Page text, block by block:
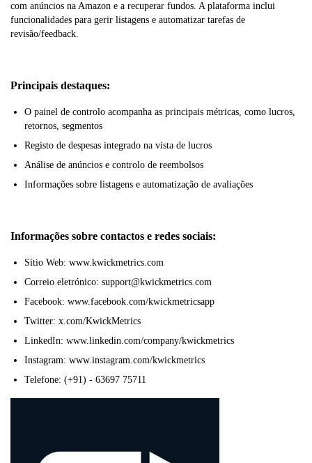
com anúncios na Amazon e a recuperar fundos. A plataforma inclui
funcionalidades para gerir listagens e automatizar tarefas de
revisão/feedback.
Principais destaques:
O painel de controlo acompanha as principais métricas, como lucros,
retornos, segmentos
Registo de despesas integrado na vista de lucros
Análise de anúncios e controlo de reembolsos
Informações sobre listagens e automatização de avaliações
Informações sobre contactos e redes sociais:
Sítio Web: www.kwickmetrics.com
Correio eletrónico: support@kwickmetrics.com
Facebook: www.facebook.com/kwickmetricsapp
Twitter: x.com/KwickMetrics
LinkedIn: www.linkedin.com/company/kwickmetrics
Instagram: www.instagram.com/kwickmetrics
Telefone: (+91) - 63697 75711